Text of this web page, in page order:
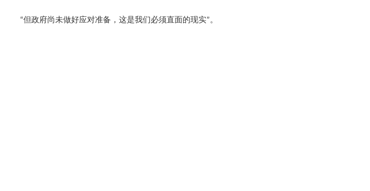
“但政府尚未做好应对准备，这是我们必须直面的现实”。